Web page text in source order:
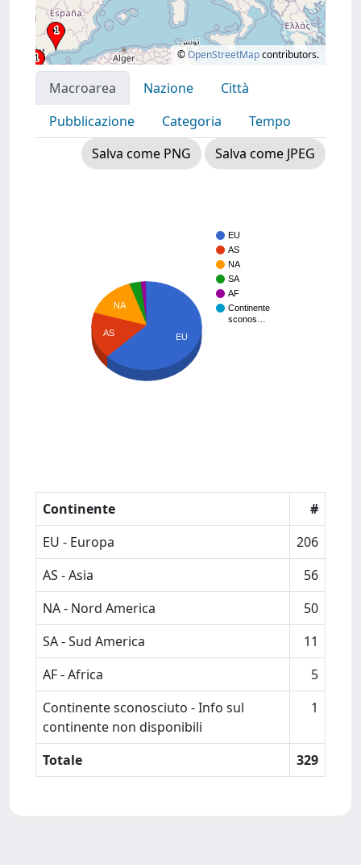
©OpenStreetMapcontributors.
Macroarea Nazione
Città
Pubblicazione
Categoria
Tempo
Salva come PNG
Salva come JPEG
EU
AS
NA
SA
AF
Continente
sconos…
NA
AS EU
Continente
#
EU - Europa
206
AS - Asia
56
NA - Nord America
50
SA - Sud America
11
AF - Africa
5
Continente sconosciuto - Info sul
continente non disponibili
1
Totale 329